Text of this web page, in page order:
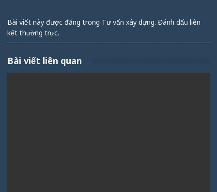
Bài viết này được đăng trong Tư vấn xây dựng. Đánh dấu liên
kết thường trực.
Bài viết liên quan